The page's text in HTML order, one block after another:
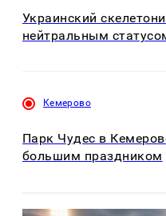
Украинский
нейтральным
Кемерово
Парк Чудес в
большим праздником